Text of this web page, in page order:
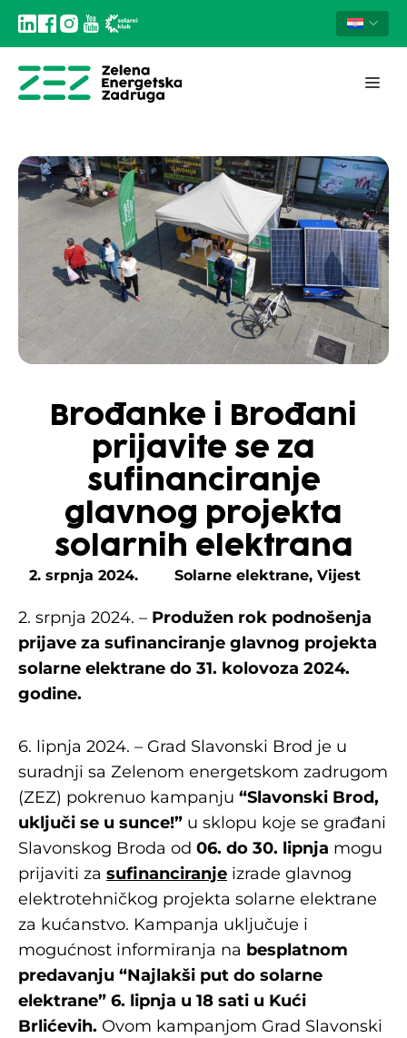
Brođanke i Brođani
prijavite se za
sufinanciranje
glavnog projekta
solarnih elektrana
2. srpnja 2024. Solarne elektrane, Vijest
2. srpnja 2024. – Produžen rok podnošenja
prijave za sufinanciranje glavnog projekta
solarne elektrane do 31. kolovoza 2024.
godine.
6. lipnja 2024. – Grad Slavonski Brod je u
suradnji sa Zelenom energetskom zadrugom
(ZEZ) pokrenuo kampanju “Slavonski Brod,
uključi se u sunce!” u sklopu koje se građani
Slavonskog Broda od 06. do 30. lipnja mogu
prijaviti za sufinanciranje izrade glavnog
elektrotehničkog projekta solarne elektrane
za kućanstvo. Kampanja uključuje i
mogućnost informiranja na besplatnom
predavanju “Najlakši put do solarne
elektrane” 6. lipnja u 18 sati u Kući
Brlićevih. Ovom kampanjom Grad Slavonski